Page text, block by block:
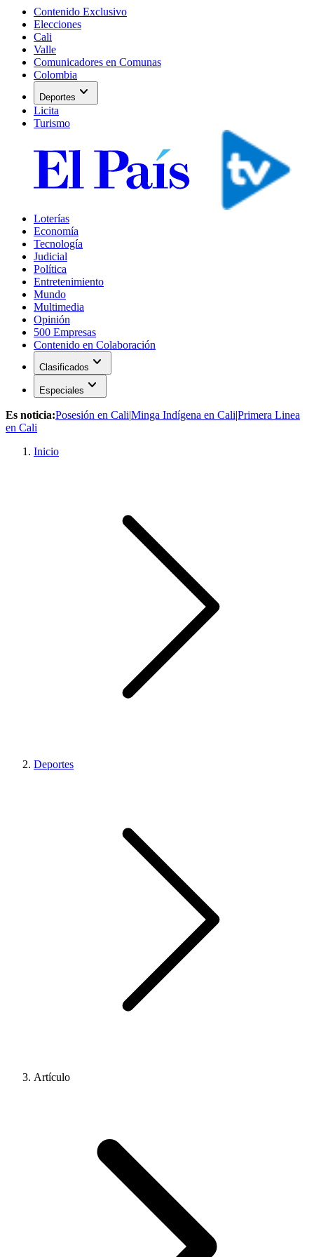
Contenido Exclusivo
Elecciones
Cali
Valle
Comunicadores en Comunas
Colombia
Deportes expand_more
Licita
Turismo
Loterías
Economía
Tecnología
Judicial
Política
Entretenimiento
Mundo
Multimedia
Opinión
500 Empresas
Contenido en Colaboración
Clasificados expand_more
Especiales expand_more
Es noticia:Posesión en Cali|Minga Indígena en Cali|Primera Linea
en Cali
Inicio
Deportes
Artículo